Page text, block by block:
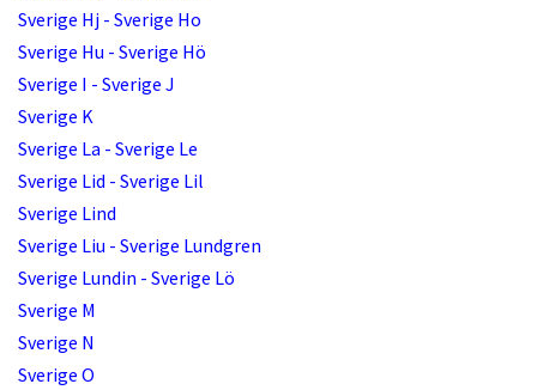
Sverige Hj - Sverige Ho
Sverige Hu - Sverige Hö
Sverige I - Sverige J
Sverige K
Sverige La - Sverige Le
Sverige Lid - Sverige Lil
Sverige Lind
Sverige Liu - Sverige Lundgren
Sverige Lundin - Sverige Lö
Sverige M
Sverige N
Sverige O